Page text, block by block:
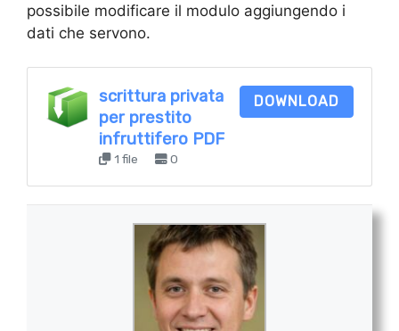
possibile modificare il modulo aggiungendo i
dati che servono.
scrittura privata
per prestito
infruttifero PDF
1 file 0
DOWNLOAD